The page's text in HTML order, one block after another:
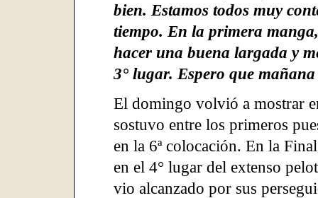
bien. Estamos todos muy
tiempo. En la primera
hacer una buena largada y
3° lugar. Espero que
El domingo volvió a mostrar
sostuvo entre los primeros
en la 6ª colocación. En la
en el 4° lugar del extenso
vio alcanzado por sus